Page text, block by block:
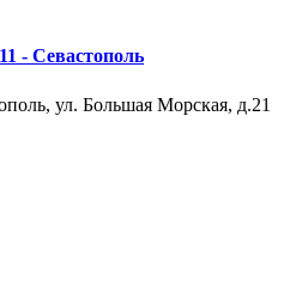
- Севастополь
ул. Большая Морская, д.21